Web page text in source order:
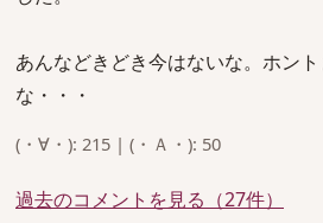
あんなどきどき今はないな。ホン
な・・・
(・∀・): 215 | (・Ａ・): 50
過去のコメントを見る（27件）